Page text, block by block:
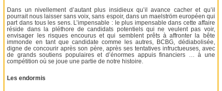
Dans un nivellement d’autant plus insidieux qu’il avance cacher et qu’il
pourrait nous laisser sans voix, sans espoir, dans un maelström européen qui
part dans tous les sens. L’impensable : le plus impensable dans cette affaire
réside dans la pléthore de candidats potentiels qui ne veulent pas voir,
envisager les risques encourus et qui semblent prêts à affronter la bête
immonde en tant que candidate comme les autres, BCBG, dédiabolisée,
digne de concourir après son père, après ses tentatives infructueuses, avec
de grands soutiens populaires et d’énormes appuis financiers … à une
compétition où se joue une partie de notre histoire.
Les endormis